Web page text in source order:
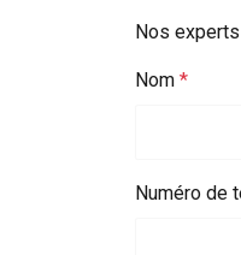
Nos
Nom
Numéro de